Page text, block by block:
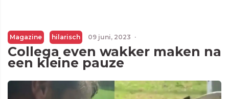
Magazine hilarisch 09 juni, 2023 ·
Collega even wakker maken na
een kleine pauze